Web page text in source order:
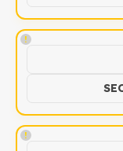
!
!